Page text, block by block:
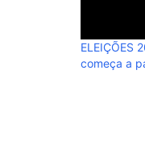
ELEIÇÕES
começa a